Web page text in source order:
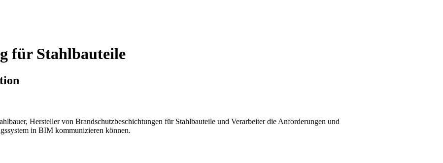
für Stahlbauteile
Hersteller von Brandschutzbeschichtungen für Stahlbauteile und Verarbeiter die Anforderungen und
in BIM kommunizieren können.